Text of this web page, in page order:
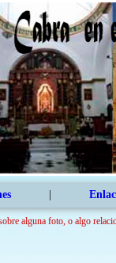
alguna foto, o algo